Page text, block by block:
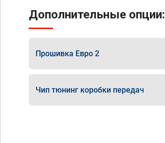
Дополнительные опции:
Прошивка Евро 2
Чип тюнинг коробки передач